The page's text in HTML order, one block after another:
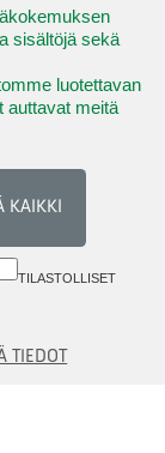
sisältöjä sekä
luotettavan
auttavat meitä
KAIKKI
TILASTOLLISET
TIEDOT